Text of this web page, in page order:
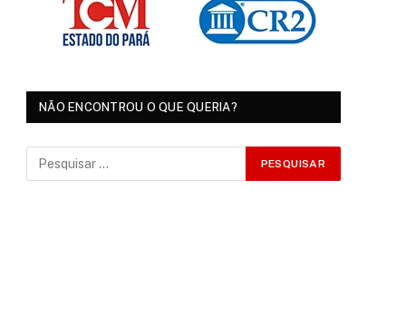
NÃO ENCONTROU O QUE QUERIA?